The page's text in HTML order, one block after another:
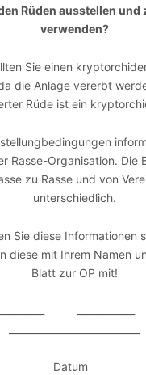
Rüden ausstellen und
verwenden?
Sie einen
die Anlage vererbt
Rüde ist ein
Rasse-Organisation. Die
zu Rasse und von
unterschiedlich.
Sie diese Informationen
diese mit Ihrem Namen
Blatt zur OP mit!